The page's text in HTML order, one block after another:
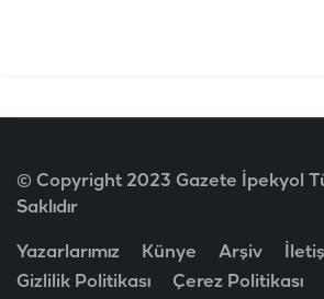
© Copyright 2023 Gazete İpekyol
Saklıdır
Yazarlarımız Künye Arşiv
Gizlilik Politikası
Çerez Politikası